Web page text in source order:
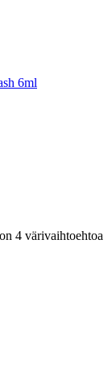
6ml
4 värivaihtoehtoa